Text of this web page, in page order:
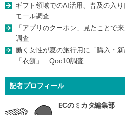
ギフト領域でのAI活用、普及の入
モール調査
「アプリのクーポン」見たこと
調査
働く女性が夏の旅行用に「購入・
「衣類」 Qoo10調査
記者プロフィール
ECのミカタ編集部